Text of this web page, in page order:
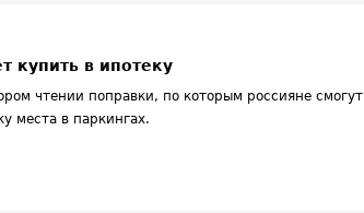
купить в ипотеку
чтении поправки, по которым россияне смогут
места в паркингах.